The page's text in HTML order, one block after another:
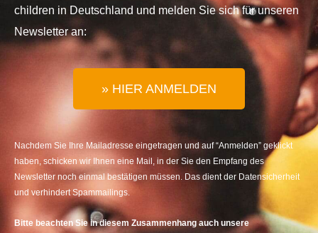
children in Deutschland und melden Sie sich für unseren
Newsletter an:
» HIER ANMELDEN
Nachdem Sie Ihre Mailadresse eingetragen und auf “Anmelden” geklickt
haben, schicken wir Ihnen eine Mail, in der Sie den Empfang des
Newsletter noch einmal bestätigen müssen. Das dient der Datensicherheit
und verhindert Spammailings.
Bitte beachten Sie in diesem Zusammenhang auch unsere